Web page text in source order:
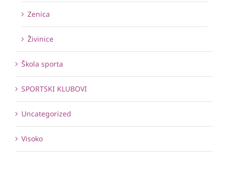
Zenica
Živinice
Škola sporta
SPORTSKI KLUBOVI
Uncategorized
Visoko